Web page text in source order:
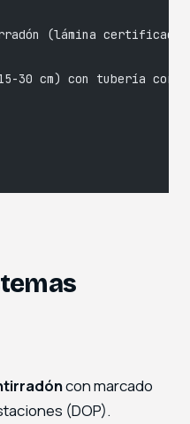
(lámina certificada)
30 cm) con tubería
con marcado
(DOP).